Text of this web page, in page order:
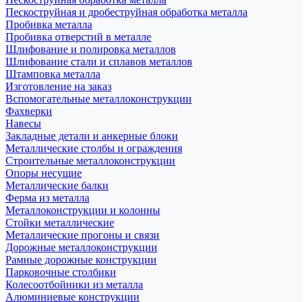
Пескоструйная и дробеструйная обработка металла
Пробивка металла
Пробивка отверстий в металле
Шлифование и полировка металлов
Шлифование стали и сплавов металлов
Штамповка металла
Изготовление на заказ
Вспомогательные металлоконструкции
Фахверки
Навесы
Закладные детали и анкерные блоки
Металлические столбы и ограждения
Строительные металлоконструкции
Опоры несущие
Металлические балки
Ферма из металла
Металлоконструкции и колонны
Стойки металлические
Металлические прогоны и связи
Дорожные металлоконструкции
Рамные дорожные конструкции
Парковочные столбики
Колесоотбойники из металла
Алюминиевые конструкции